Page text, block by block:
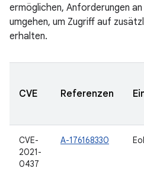
ermöglichen, Anforderungen
umgehen, um Zugriff auf
erhalten.
CVE Referenzen
CVE-
2021-
0437
A-176168330